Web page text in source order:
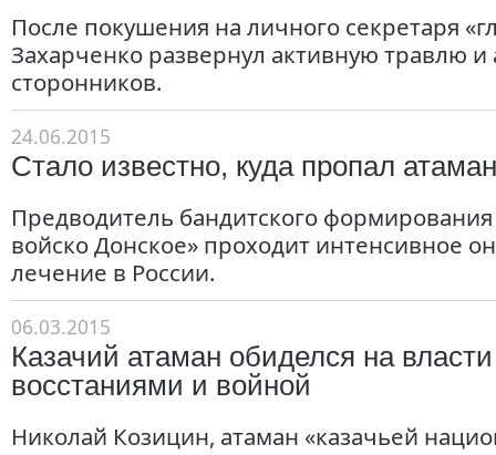
После покушения на личного секретаря
Захарченко развернул активную травлю и
сторонников.
24.06.2015
Стало известно, куда пропал
Предводитель бандитского
войско Донское» проходит интенсивное
лечение в России.
06.03.2015
Казачий атаман обиделся на
восстаниями и войной
Николай Козицин, атаман «казачьей